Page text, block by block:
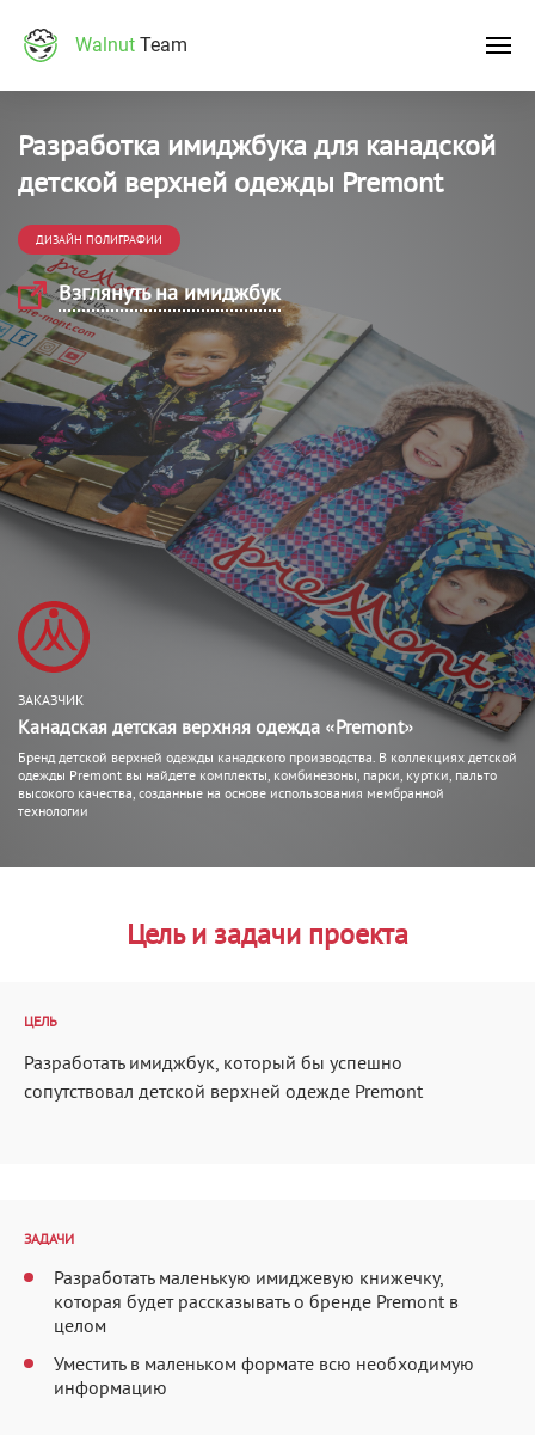
Walnut Team
Разработка имиджбука для канадской
детской верхней одежды Premont
ДИЗАЙН ПОЛИГРАФИИ
Взглянуть на имиджбук
ЗАКАЗЧИК
Канадская детская верхняя одежда «Premont»
Бренд детской верхней одежды канадского производства. В коллекциях детской
одежды Premont вы найдете комплекты, комбинезоны, парки, куртки, пальто
высокого качества, созданные на основе использования мембранной
технологии
Цель и задачи проекта
ЦЕЛЬ
Разработать имиджбук, который бы успешно
сопутствовал детской верхней одежде Premont
ЗАДАЧИ
Разработать маленькую имиджевую книжечку,
которая будет рассказывать о бренде Premont в
целом
Уместить в маленьком формате всю необходимую
информацию